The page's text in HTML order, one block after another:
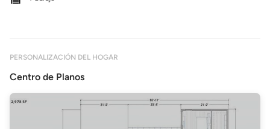
PERSONALIZACIÓN DEL HOGAR
Centro de Planos